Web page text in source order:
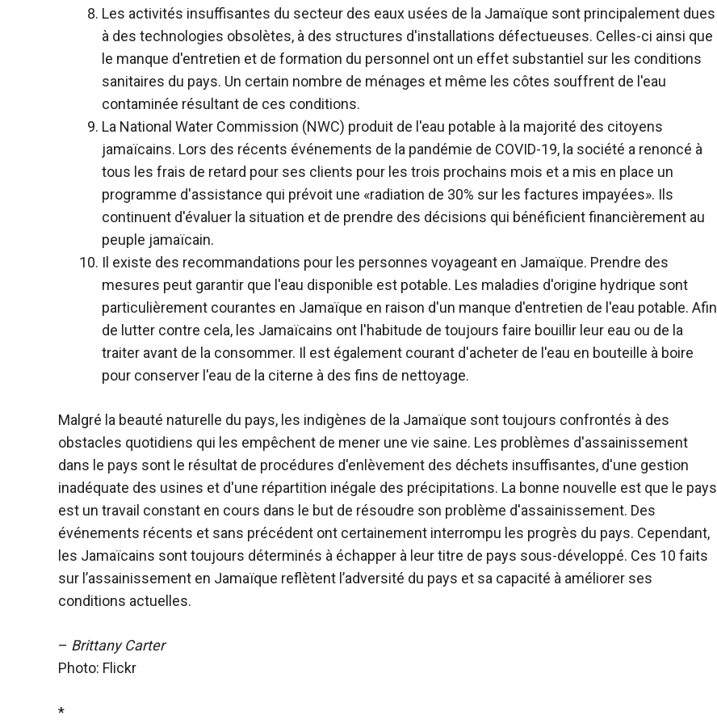
Les activités insuffisantes du secteur des eaux usées de la Jamaïque sont principalement dues
à des technologies obsolètes, à des structures d'installations défectueuses. Celles-ci ainsi que
le manque d'entretien et de formation du personnel ont un effet substantiel sur les conditions
sanitaires du pays. Un certain nombre de ménages et même les côtes souffrent de l'eau
contaminée résultant de ces conditions.
La National Water Commission (NWC) produit de l'eau potable à la majorité des citoyens
jamaïcains. Lors des récents événements de la pandémie de COVID-19, la société a renoncé à
tous les frais de retard pour ses clients pour les trois prochains mois et a mis en place un
programme d'assistance qui prévoit une «radiation de 30% sur les factures impayées». Ils
continuent d'évaluer la situation et de prendre des décisions qui bénéficient financièrement au
peuple jamaïcain.
Il existe des recommandations pour les personnes voyageant en Jamaïque. Prendre des
mesures peut garantir que l'eau disponible est potable. Les maladies d'origine hydrique sont
particulièrement courantes en Jamaïque en raison d'un manque d'entretien de l'eau potable. Afin
de lutter contre cela, les Jamaïcains ont l'habitude de toujours faire bouillir leur eau ou de la
traiter avant de la consommer. Il est également courant d'acheter de l'eau en bouteille à boire
pour conserver l'eau de la citerne à des fins de nettoyage.
Malgré la beauté naturelle du pays, les indigènes de la Jamaïque sont toujours confrontés à des
obstacles quotidiens qui les empêchent de mener une vie saine. Les problèmes d'assainissement
dans le pays sont le résultat de procédures d'enlèvement des déchets insuffisantes, d'une gestion
inadéquate des usines et d'une répartition inégale des précipitations. La bonne nouvelle est que le pays
est un travail constant en cours dans le but de résoudre son problème d'assainissement. Des
événements récents et sans précédent ont certainement interrompu les progrès du pays. Cependant,
les Jamaïcains sont toujours déterminés à échapper à leur titre de pays sous-développé. Ces 10 faits
sur l’assainissement en Jamaïque reflètent l’adversité du pays et sa capacité à améliorer ses
conditions actuelles.
– Brittany Carter
Photo: Flickr
*